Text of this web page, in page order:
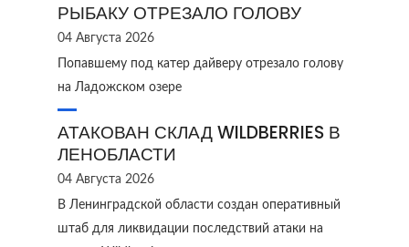
РЫБАКУ ОТРЕЗАЛО ГОЛОВУ
04 Августа 2026
Попавшему под катер дайверу отрезало голову
на Ладожском озере
АТАКОВАН СКЛАД WILDBERRIES В
ЛЕНОБЛАСТИ
04 Августа 2026
В Ленинградской области создан оперативный
штаб для ликвидации последствий атаки на